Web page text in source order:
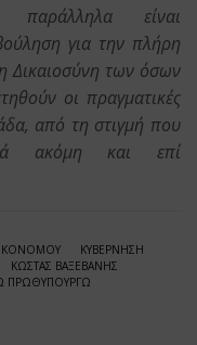
παράλληλα είναι
για την πλήρη
Δικαιοσύνη των όσων
οι πραγματικές
από τη στιγμή που
ακόμη και επί
ΚΥΒΕΡΝΗΣΗ
ΚΩΣΤΑΣ ΒΑΞΕΒΑΝΗΣ
ΠΡΩΘΥΠΟΥΡΓΩ